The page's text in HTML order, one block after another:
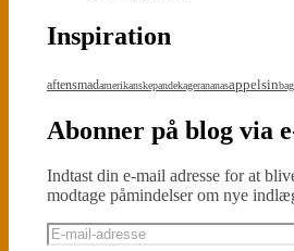
Inspiration
aftensmadamerikanskepandekagerananasappelsin
Abonner på blog via
Indtast din e-mail adresse for at
modtage påmindelser om nye
E-